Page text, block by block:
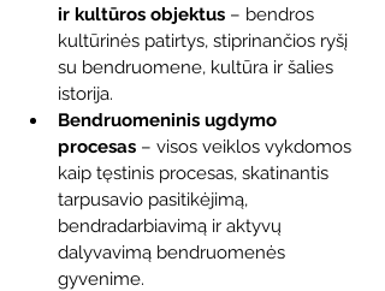
ir kultūros objektus – bendros
kultūrinės patirtys, stiprinančios ryšį
su bendruomene, kultūra ir šalies
istorija.
Bendruomeninis ugdymo
procesas – visos veiklos vykdomos
kaip tęstinis procesas, skatinantis
tarpusavio pasitikėjimą,
bendradarbiavimą ir aktyvų
dalyvavimą bendruomenės
gyvenime.